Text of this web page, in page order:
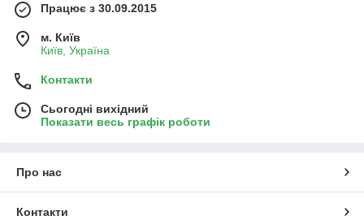
Працює з 30.09.2015
м. Київ
Київ, Україна
Контакти
Сьогодні вихідний
Показати весь графік роботи
Про нас
Контакти